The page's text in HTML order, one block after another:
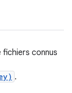
connus
.